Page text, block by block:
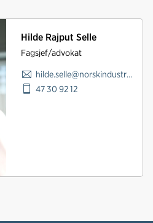
Hilde Rajput Selle
Fagsjef/advokat
hilde.selle@norskindustri.no
47 30 92 12